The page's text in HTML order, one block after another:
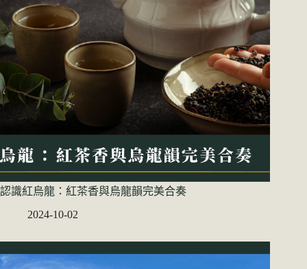
認識紅烏龍：紅茶香與烏龍韻完美合奏
2024-10-02